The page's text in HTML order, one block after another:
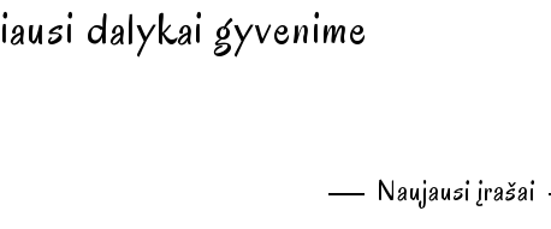
dalykai gyvenime
Naujausi įrašai